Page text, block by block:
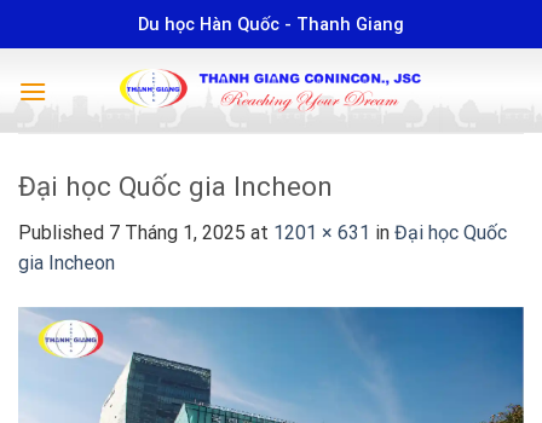
to
Du học Hàn Quốc - Thanh Giang
Đại học Quốc gia Incheon
Published 7 Tháng 1, 2025 at 1201 × 631 in Đại học Quốc
gia Incheon